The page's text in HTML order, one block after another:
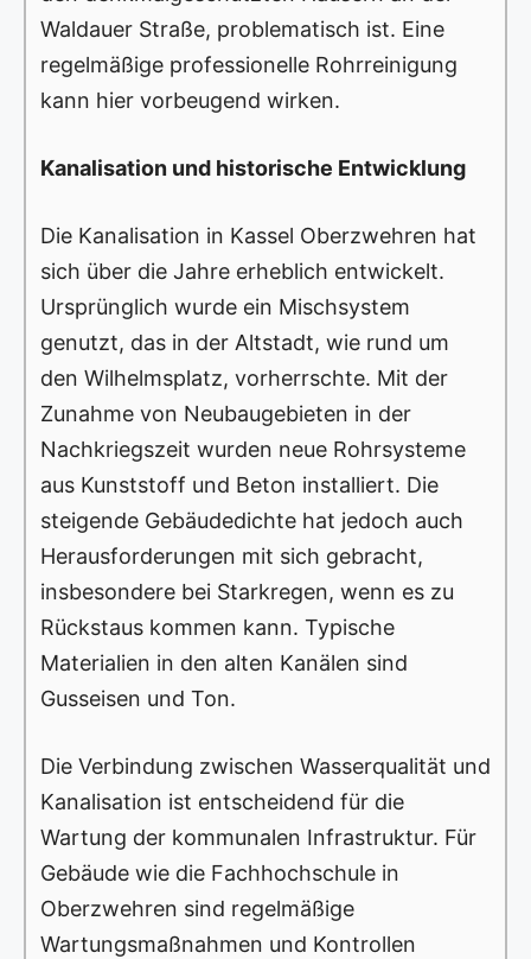
Waldauer Straße, problematisch ist. Eine
regelmäßige professionelle Rohrreinigung
kann hier vorbeugend wirken.
Kanalisation und historische Entwicklung
Die Kanalisation in Kassel Oberzwehren hat
sich über die Jahre erheblich entwickelt.
Ursprünglich wurde ein Mischsystem
genutzt, das in der Altstadt, wie rund um
den Wilhelmsplatz, vorherrschte. Mit der
Zunahme von Neubaugebieten in der
Nachkriegszeit wurden neue Rohrsysteme
aus Kunststoff und Beton installiert. Die
steigende Gebäudedichte hat jedoch auch
Herausforderungen mit sich gebracht,
insbesondere bei Starkregen, wenn es zu
Rückstaus kommen kann. Typische
Materialien in den alten Kanälen sind
Gusseisen und Ton.
Die Verbindung zwischen Wasserqualität und
Kanalisation ist entscheidend für die
Wartung der kommunalen Infrastruktur. Für
Gebäude wie die Fachhochschule in
Oberzwehren sind regelmäßige
Wartungsmaßnahmen und Kontrollen